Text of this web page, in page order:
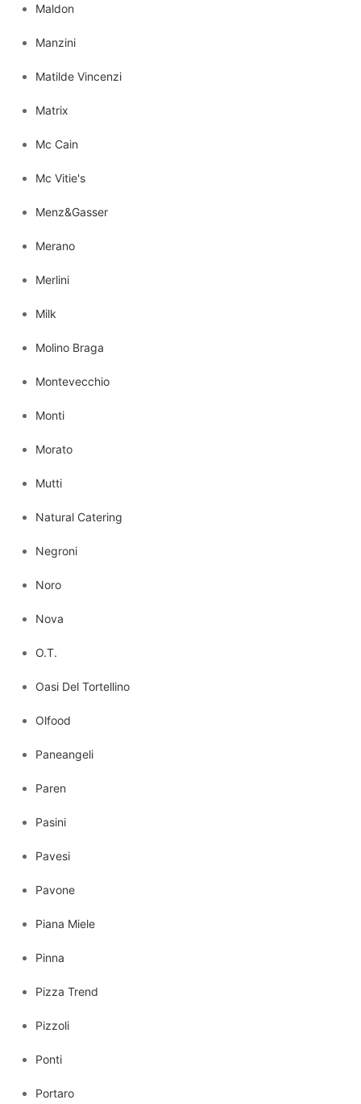
Maldon
Manzini
Matilde Vincenzi
Matrix
Mc Cain
Mc Vitie's
Menz&Gasser
Merano
Merlini
Milk
Molino Braga
Montevecchio
Monti
Morato
Mutti
Natural Catering
Negroni
Noro
Nova
O.T.
Oasi Del Tortellino
Olfood
Paneangeli
Paren
Pasini
Pavesi
Pavone
Piana Miele
Pinna
Pizza Trend
Pizzoli
Ponti
Portaro